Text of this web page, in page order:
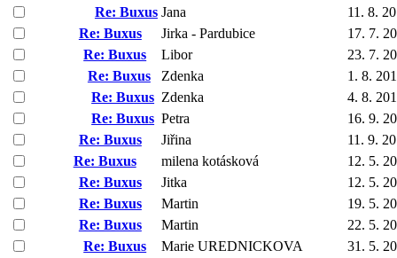
Re: Buxus Jana
11. 8.
Re: Buxus
Jirka - Pardubice
17. 7.
Re: Buxus
Libor
23. 7.
Re: Buxus
Zdenka
1. 8.
Re: Buxus Zdenka
4. 8.
Re: Buxus Petra
16. 9.
Re: Buxus
Jiřina
11. 9.
Re: Buxus
milena kotásková
12. 5.
Re: Buxus
Jitka
12. 5.
Re: Buxus
Martin
19. 5.
Re: Buxus
Martin
22. 5.
Re: Buxus
Marie UREDNICKOVA
31. 5.